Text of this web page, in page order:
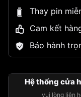
Thay pin
Cam kết
Bảo hành
Hệ thống cửa
vui lòng liên